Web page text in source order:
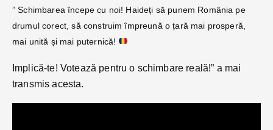
” Schimbarea începe cu noi! Haideți să punem România pe
drumul corect, să construim împreună o țară mai prosperă,
mai unită și mai puternică!
Implică-te! Votează pentru o schimbare reală!” a mai
transmis acesta.